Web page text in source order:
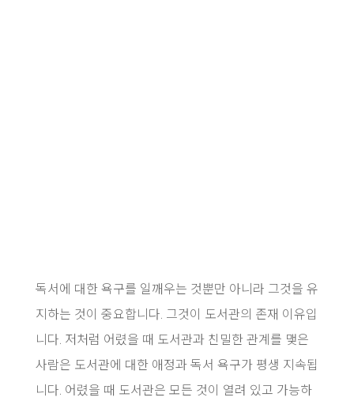
독서에 대한 욕구를 일깨우는 것뿐만 아니라 그것을 유
지하는 것이 중요합니다. 그것이 도서관의 존재 이유입
니다. 저처럼 어렸을 때 도서관과 친밀한 관계를 맺은
사람은 도서관에 대한 애정과 독서 욕구가 평생 지속됩
니다. 어렸을 때 도서관은 모든 것이 열려 있고 가능하